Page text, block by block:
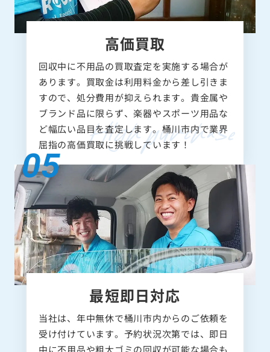
高価買取
回収中に不用品の買取査定を実施する場合が
あります。買取金は利用料金から差し引きま
すので、処分費用が抑えられます。貴金属や
ブランド品に限らず、楽器やスポーツ用品な
ど幅広い品目を査定します。桶川市内で業界
屈指の高価買取に挑戦しています！
最短即日対応
当社は、年中無休で桶川市内からのご依頼を
受け付けています。予約状況次第では、即日
中に不用品や粗大ゴミの回収が可能な場合も